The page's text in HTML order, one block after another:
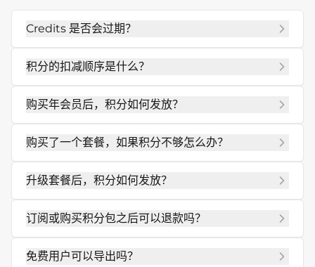
Credits 是否会过期？
积分的扣减顺序是什么？
购买年会员后，积分如何发放？
购买了一个套餐，如果积分不够怎么办？
升级套餐后，积分如何发放？
订阅或购买积分包之后可以退款吗？
免费用户可以导出吗？